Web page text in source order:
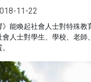
11-22
能喚起社會人士對特殊教
會人士對學生、學校、老師